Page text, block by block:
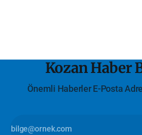
Kozan Haber
Önemli Haberler E-Posta